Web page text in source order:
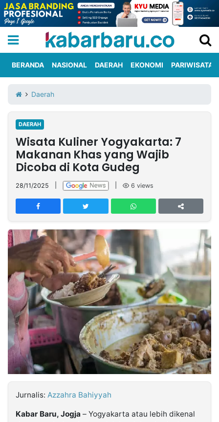
Iklan
Berita
Kami
Nasional
International
Olahraga
Entertainment
Daerah
Pariwisata
Kuliner
Kolom
Network
PT
TREETAN
INDONESIA
Partner
Insight
NTB
Suara
Time
Lens
IDN
Daily
Jogja
Jalan
Rakyat
Idealita
News
Kita
Notice
Dinamikapost.com
Radar
Baru
Seedbacklink
Follow
Kabarbaru
BERANDA NASIONAL DAERAH EKONOMI PARIWISATA
Daerah
DAERAH
Wisata Kuliner Yogyakarta: 7
Makanan Khas yang Wajib
Dicoba di Kota Gudeg
28/11/2025 6 views
Jurnalis: Azzahra Bahiyyah
Kabar Baru, Jogja – Yogyakarta atau lebih dikenal